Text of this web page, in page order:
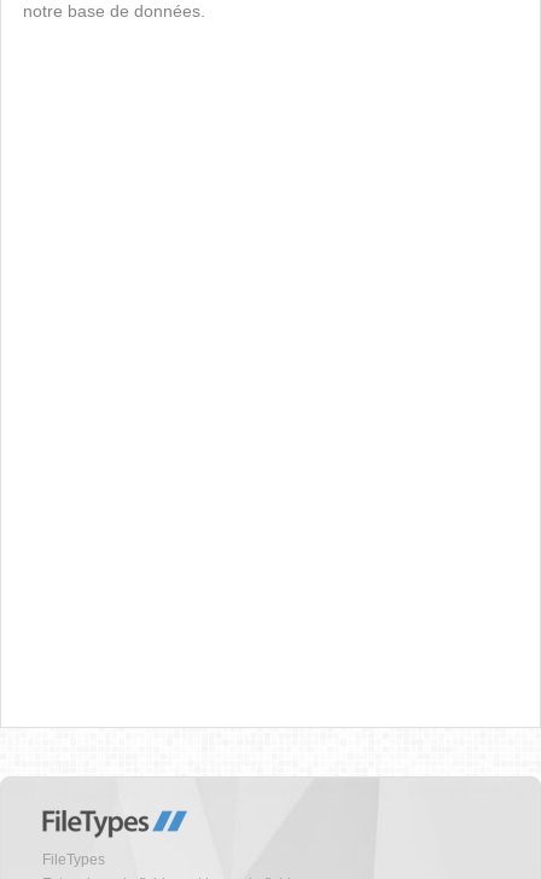
notre base de données.
FileTypes